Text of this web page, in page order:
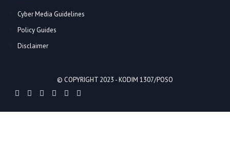
Cyber Media Guidelines
Policy Guides
Disclaimer
© COPYRIGHT 2023 -KODIM 1307/POSO